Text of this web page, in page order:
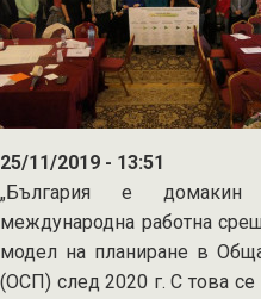
25/11/2019 - 13:51
„България е домакин
международна работна
модел на планиране в
(ОСП) след 2020 г. С това се